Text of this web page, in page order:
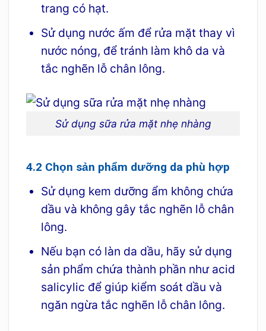
trang có hạt.
Sử dụng nước ấm để rửa mặt thay vì
nước nóng, để tránh làm khô da và
tắc nghẽn lỗ chân lông.
Sử dụng sữa rửa mặt nhẹ nhàng
4.2 Chọn sản phẩm dưỡng da phù hợp
Sử dụng kem dưỡng ẩm không chứa
dầu và không gây tắc nghẽn lỗ chân
lông.
Nếu bạn có làn da dầu, hãy sử dụng
sản phẩm chứa thành phần như acid
salicylic để giúp kiểm soát dầu và
ngăn ngừa tắc nghẽn lỗ chân lông.